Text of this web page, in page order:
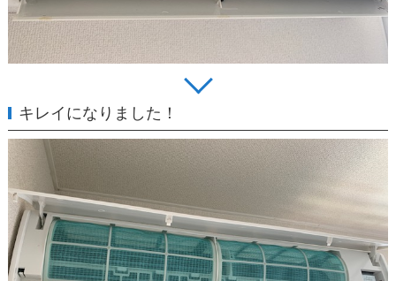
キレイになりました！